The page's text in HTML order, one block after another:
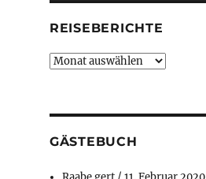
REISEBERICHTE
Reiseberichte
GÄSTEBUCH